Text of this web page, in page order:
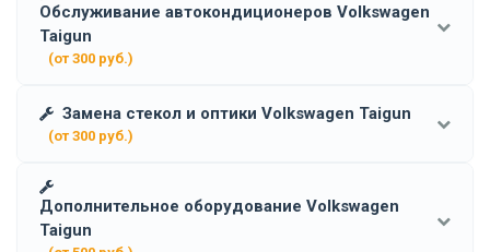
Обслуживание автокондиционеров Volkswagen
Taigun
(от 300 руб.)
Замена стекол и оптики Volkswagen Taigun
(от 300 руб.)
Дополнительное оборудование Volkswagen
Taigun